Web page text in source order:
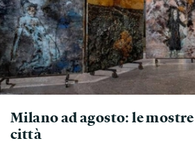
Milano ad agosto: le
città